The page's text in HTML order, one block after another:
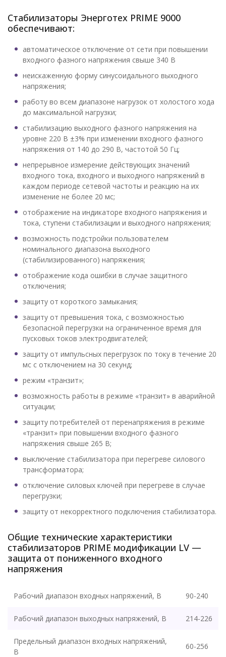
Стабилизаторы Энерготех PRIME 9000
обеспечивают:
автоматическое отключение от сети при повышении
входного фазного напряжения свыше 340 В
неискаженную форму синусоидального выходного
напряжения;
работу во всем диапазоне нагрузок от холостого хода
до максимальной нагрузки;
стабилизацию выходного фазного напряжения на
уровне 220 В ±3% при изменении входного фазного
напряжения от 140 до 290 В, частотой 50 Гц;
непрерывное измерение действующих значений
входного тока, входного и выходного напряжений в
каждом периоде сетевой частоты и реакцию на их
изменение не более 20 мс;
отображение на индикаторе входного напряжения и
тока, ступени стабилизации и выходного напряжения;
возможность подстройки пользователем
номинального диапазона выходного
(стабилизированного) напряжения;
отображение кода ошибки в случае защитного
отключения;
защиту от короткого замыкания;
защиту от превышения тока, с возможностью
безопасной перегрузки на ограниченное время для
пусковых токов электродвигателей;
защиту от импульсных перегрузок по току в течение 20
мс с отключением на 30 секунд;
режим «транзит»;
возможность работы в режиме «транзит» в аварийной
ситуации;
защиту потребителей от перенапряжения в режиме
«транзит» при повышении входного фазного
напряжения свыше 265 В;
выключение стабилизатора при перегреве силового
трансформатора;
отключение силовых ключей при перегреве в случае
перегрузки;
защиту от некорректного подключения стабилизатора.
Общие технические характеристики
стабилизаторов PRIME модификации LV —
защита от пониженного входного
напряжения
Рабочий диапазон входных напряжений, В 90-240
Рабочий диапазон выходных напряжений, В 214-226
Предельный диапазон входных напряжений,
В
60-256